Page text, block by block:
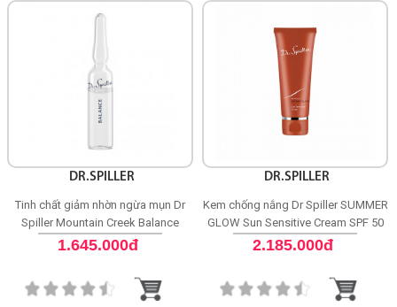
DR.SPILLER
Tinh chất giảm nhờn ngừa mụn Dr
Spiller Mountain Creek Balance
Purifying Ampoule
1.645.000đ
DR.SPILLER
Kem chống nắng Dr Spiller SUMMER
GLOW Sun Sensitive Cream SPF 50
2.185.000đ